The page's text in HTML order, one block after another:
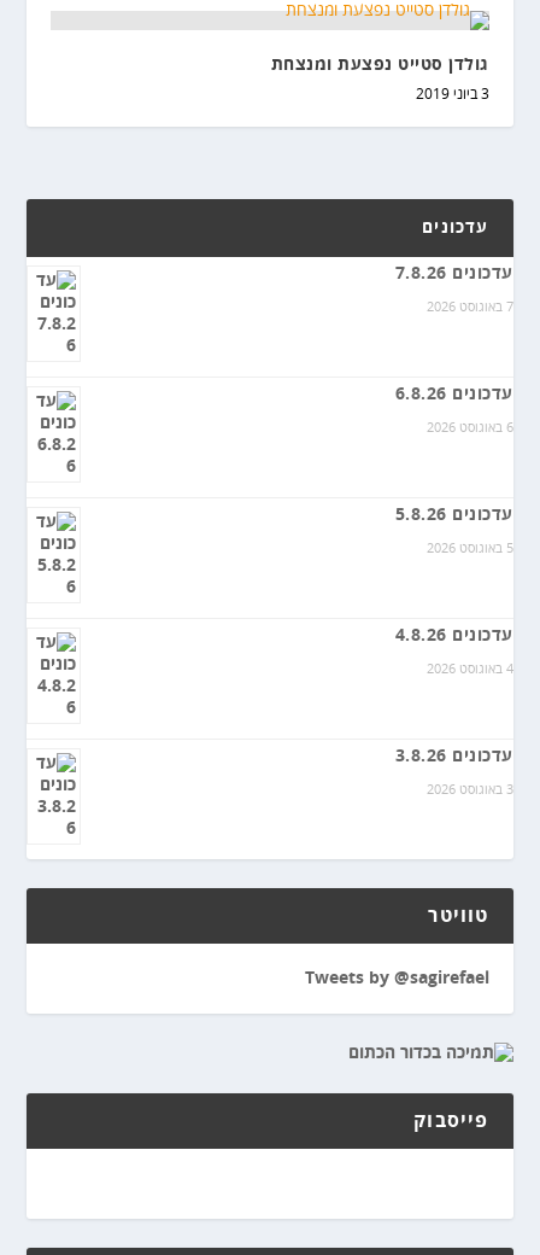
גולדן סטייט נפצעת ומנצחת
3 ביוני 2019
עדכונים
עדכונים 7.8.26
7 באוגוסט 2026
עדכונים 6.8.26
6 באוגוסט 2026
עדכונים 5.8.26
5 באוגוסט 2026
עדכונים 4.8.26
4 באוגוסט 2026
עדכונים 3.8.26
3 באוגוסט 2026
טוויטר
Tweets by @sagirefael
פייסבוק